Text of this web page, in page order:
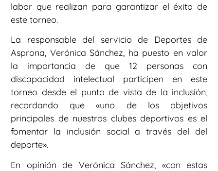
labor que realizan para garantizar el éxito de
este torneo.
La responsable del servicio de Deportes de
Asprona, Verónica Sánchez, ha puesto en valor
la importancia de que 12 personas con
discapacidad intelectual participen en este
torneo desde el punto de vista de la inclusión,
recordando que «uno de los objetivos
principales de nuestros clubes deportivos es el
fomentar la inclusión social a través del del
deporte».
En opinión de Verónica Sánchez, «con estas